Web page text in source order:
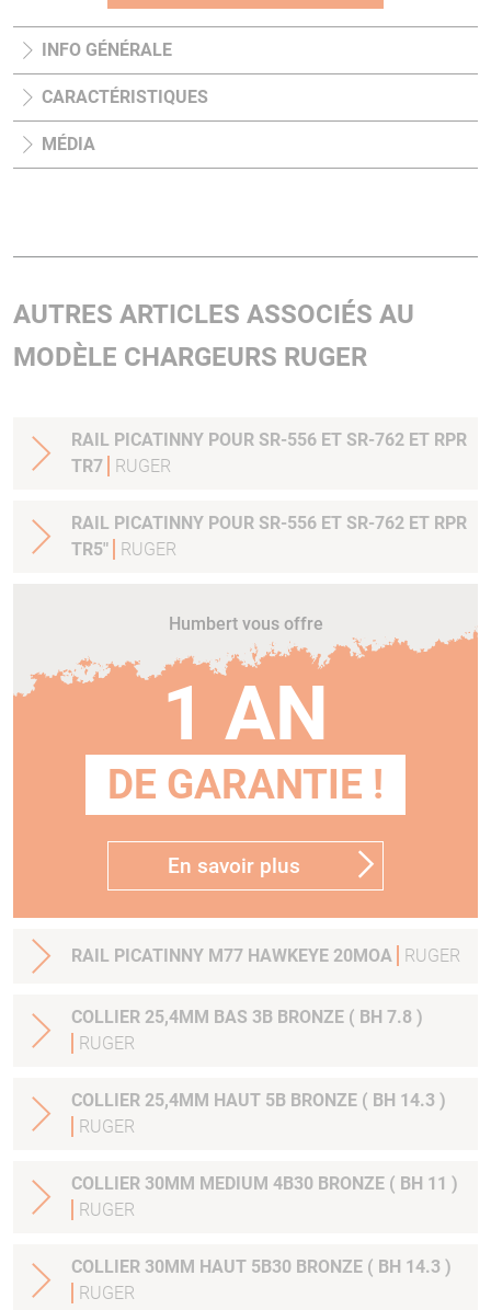
INFO GÉNÉRALE
CARACTÉRISTIQUES
MÉDIA
AUTRES ARTICLES ASSOCIÉS AU
MODÈLE CHARGEURS RUGER
RAIL PICATINNY POUR SR-556 ET SR-762 ET RPR
TR7
RUGER
RAIL PICATINNY POUR SR-556 ET SR-762 ET RPR
TR5"
RUGER
Humbert vous offre
1 AN
DE GARANTIE !
En savoir plus
RAIL PICATINNY M77 HAWKEYE 20MOA RUGER
COLLIER 25,4MM BAS 3B BRONZE ( BH 7.8 )
RUGER
COLLIER 25,4MM HAUT 5B BRONZE ( BH 14.3 )
RUGER
COLLIER 30MM MEDIUM 4B30 BRONZE ( BH 11 )
RUGER
COLLIER 30MM HAUT 5B30 BRONZE ( BH 14.3 )
RUGER